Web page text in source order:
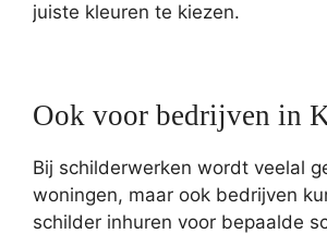
juiste kleuren te kiezen.
Ook voor bedrijven in
Bij schilderwerken wordt veelal
woningen, maar ook bedrijven
schilder inhuren voor bepaalde